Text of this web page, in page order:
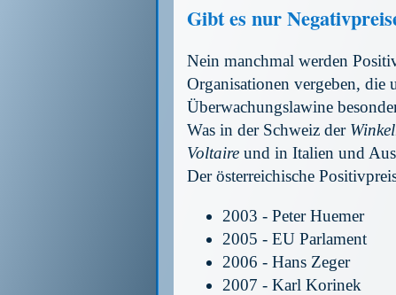
Gibt es nur
Nein manchmal werden
Organisationen vergeben, die
Überwachungslawine
Was in der Schweiz der
Voltaire und in Italien und
Der österreichische
2003 - Peter Huemer
2005 - EU Parlament
2006 - Hans Zeger
2007 - Karl Korinek